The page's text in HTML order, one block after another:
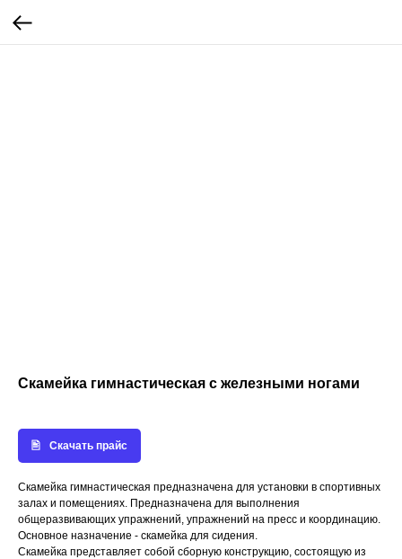
Скамейка гимнастическая с железными ногами
Скачать прайс
Скамейка гимнастическая предназначена для установки в спортивных
залах и помещениях. Предназначена для выполнения
общеразвивающих упражнений, упражнений на пресс и координацию.
Основное назначение - скамейка для сидения.
Скамейка представляет собой сборную конструкцию, состоящую из